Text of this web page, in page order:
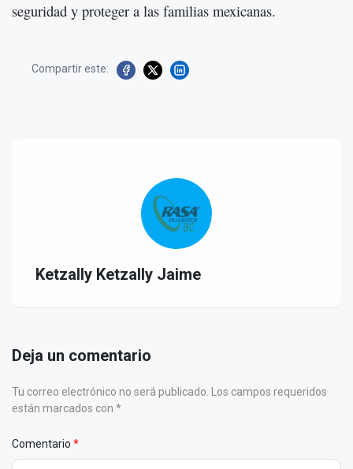
seguridad y proteger a las familias mexicanas.
Compartir este:
Ketzally Ketzally Jaime
Deja un comentario
Tu correo electrónico no será publicado. Los campos requeridos
están marcados con *
Comentario